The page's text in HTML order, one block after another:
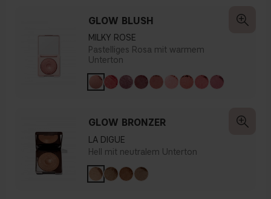
GLOW BLUSH
MILKY ROSE
Pastelliges Rosa mit warmem
Unterton
GLOW BRONZER
LA DIGUE
Hell mit neutralem Unterton